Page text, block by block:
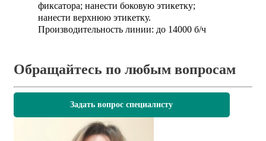
фиксатора; нанести боковую этикетку;
нанести верхнюю этикетку.
Производительность линии: до 14000 б/ч
Обращайтесь по любым вопросам
Задать вопрос специалисту